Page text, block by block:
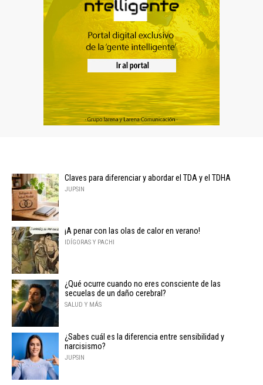
Claves para diferenciar y abordar el TDA y el TDHA
JUPSIN
¡A penar con las olas de calor en verano!
IDÍGORAS Y PACHI
¿Qué ocurre cuando no eres consciente de las
secuelas de un daño cerebral?
SALUD Y MÁS
¿Sabes cuál es la diferencia entre sensibilidad y
narcisismo?
JUPSIN